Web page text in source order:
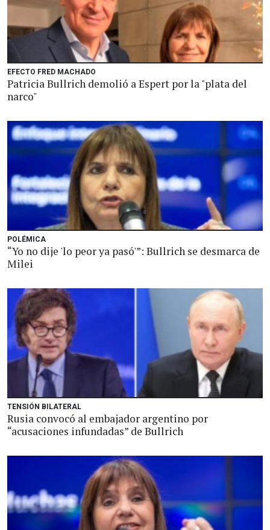
EFECTO FRED MACHADO
Patricia Bullrich demolió a Espert por la "plata del
narco"
POLÉMICA
“Yo no dije 'lo peor ya pasó'”: Bullrich se desmarca de
Milei
TENSIÓN BILATERAL
Rusia convocó al embajador argentino por
“acusaciones infundadas” de Bullrich